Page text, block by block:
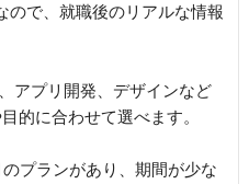
ので、就職後のリアルな情報
アプリ開発、デザインなど
的に合わせて選べます。
プランがあり、期間が少な